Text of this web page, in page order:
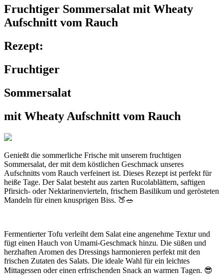
Fruchtiger Sommersalat mit Wheaty
Aufschnitt vom Rauch
Rezept:
Fruchtiger
Sommersalat
mit Wheaty Aufschnitt vom Rauch
Genießt die sommerliche Frische mit unserem fruchtigen
Sommersalat, der mit dem köstlichen Geschmack unseres
Aufschnitts vom Rauch verfeinert ist. Dieses Rezept ist perfekt für
heiße Tage. Der Salat besteht aus zarten Rucolablättern, saftigen
Pfirsich- oder Nektarinenvierteln, frischem Basilikum und gerösteten
Mandeln für einen knusprigen Biss. 🍑🥗
Fermentierter Tofu verleiht dem Salat eine angenehme Textur und
fügt einen Hauch von Umami-Geschmack hinzu. Die süßen und
herzhaften Aromen des Dressings harmonieren perfekt mit den
frischen Zutaten des Salats. Die ideale Wahl für ein leichtes
Mittagessen oder einen erfrischenden Snack an warmen Tagen. 😎